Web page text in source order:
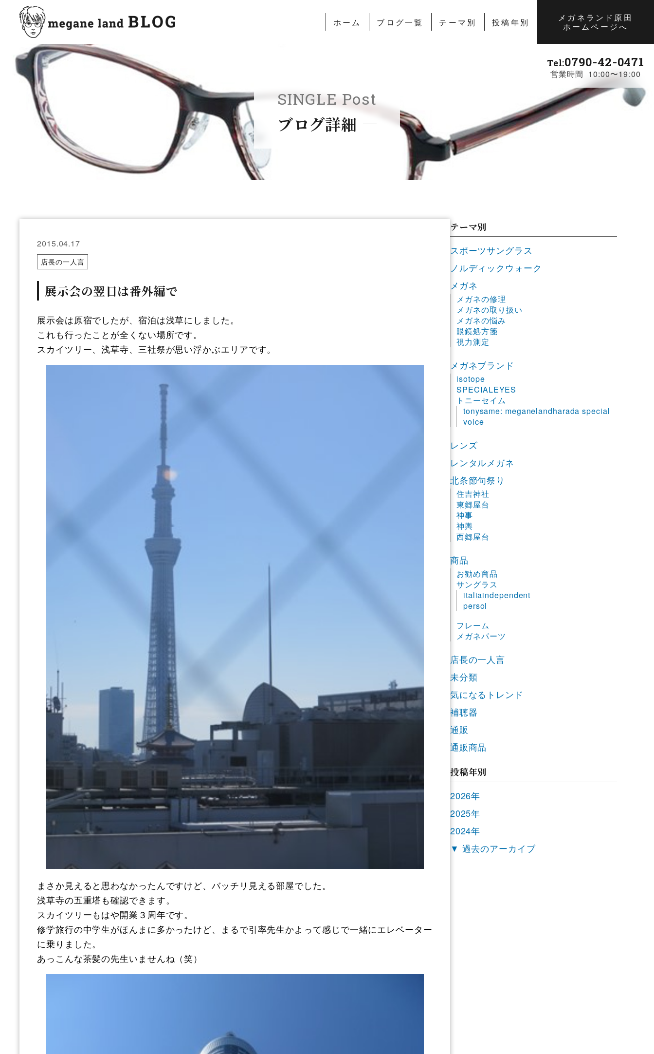
ホーム ブログ一覧 テーマ別 投稿年別
メガネランド原田
ホームページへ
Tel:0790-42-0471
営業時間 10:00〜19:00
SINGLE Post
ブログ詳細
2015.04.17
店長の一人言
展示会の翌日は番外編で
展示会は原宿でしたが、宿泊は浅草にしました。
これも行ったことが全くない場所です。
スカイツリー、浅草寺、三社祭が思い浮かぶエリアです。
まさか見えると思わなかったんですけど、バッチリ見える部屋でした。
浅草寺の五重塔も確認できます。
スカイツリーもはや開業３周年です。
修学旅行の中学生がほんまに多かったけど、まるで引率先生かよって感じで一緒にエレベーター
に乗りました。
あっこんな茶髪の先生いませんね（笑）
テーマ別
スポーツサングラス
ノルディックウォーク
メガネ
メガネの修理
メガネの取り扱い
メガネの悩み
眼鏡処方箋
視力測定
メガネブランド
isotope
SPECIALEYES
トニーセイム
tonysame: meganelandharada special
voice
レンズ
レンタルメガネ
北条節句祭り
住吉神社
東郷屋台
神事
神輿
西郷屋台
商品
お勧め商品
サングラス
italiaindependent
persol
フレーム
メガネパーツ
店長の一人言
未分類
気になるトレンド
補聴器
通販
通販商品
投稿年別
2026年
2025年
2024年
▼ 過去のアーカイブ